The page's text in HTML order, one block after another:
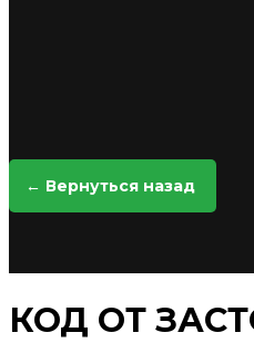
← Вернуться назад
КОД ОТ